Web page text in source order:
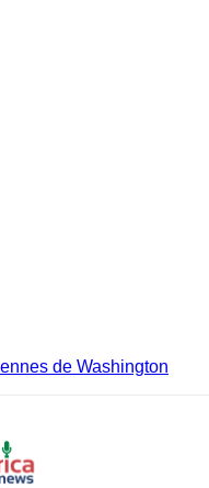
de Washington